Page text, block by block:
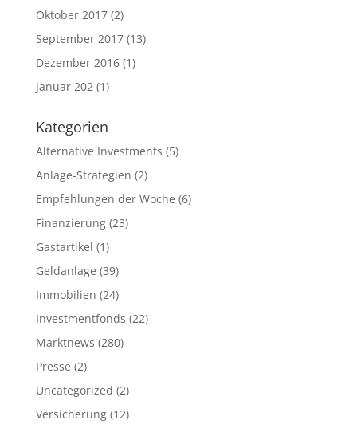
Oktober 2017(2)
September 2017(13)
Dezember 2016(1)
Januar 202(1)
Kategorien
Alternative Investments (5)
Anlage-Strategien (2)
Empfehlungen der Woche (6)
Finanzierung(23)
Gastartikel (1)
Geldanlage (39)
Immobilien (24)
Investmentfonds (22)
Marktnews (280)
Presse (2)
Uncategorized (2)
Versicherung(12)